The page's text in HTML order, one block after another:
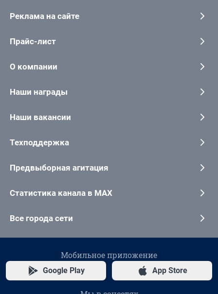
Реклама на сайте
Прайс-лист
О компании
Наши награды
Наши вакансии
Техподдержка
Предвыборная агитация
Статистика канала в MAX
Все города сети
Мобильное приложение
Google Play App Store